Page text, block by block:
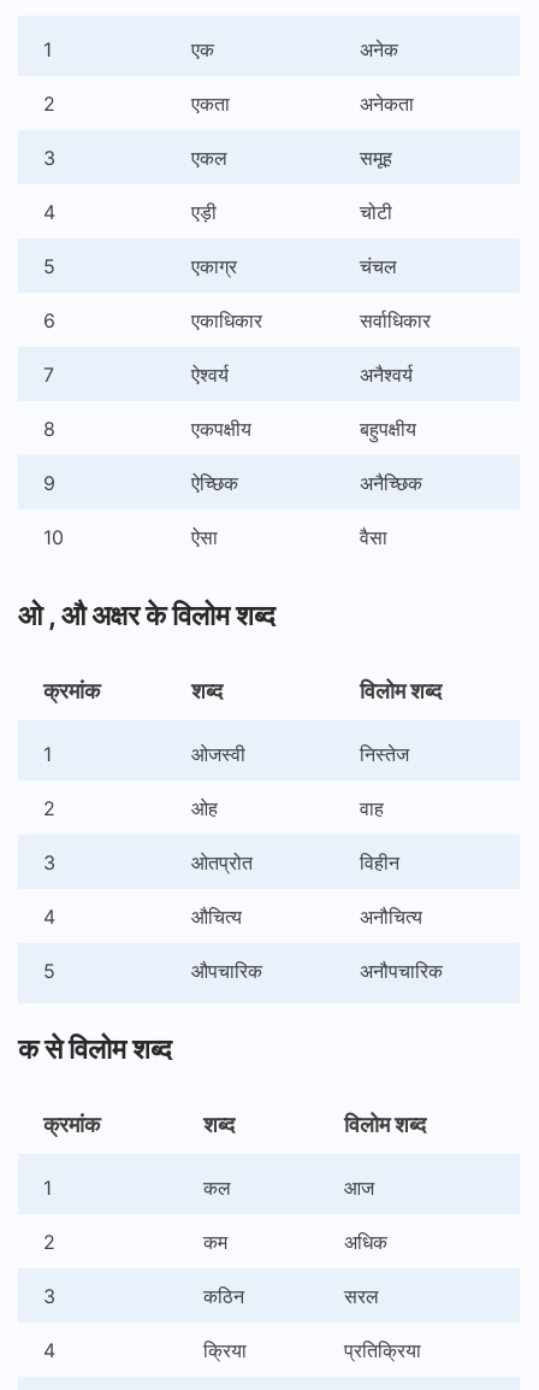
1 एक अनेक
2 एकता अनेकता
3 एकल समूह
4 एड़ी चोटी
5 एकाग्र चंचल
6 एकाधिकार सर्वाधिकार
7 ऐश्वर्य अनैश्वर्य
8 एकपक्षीय बहुपक्षीय
9 ऐच्छिक अनैच्छिक
10 ऐसा वैसा
ओ , औ अक्षर के विलोम शब्द
क्रमांक शब्द विलोम शब्द
1 ओजस्वी निस्तेज
2 ओह वाह
3 ओतप्रोत विहीन
4 औचित्य अनौचित्य
5 औपचारिक अनौपचारिक
क से विलोम शब्द
क्रमांक शब्द विलोम शब्द
1 कल आज
2 कम अधिक
3 कठिन सरल
4 क्रिया प्रतिक्रिया